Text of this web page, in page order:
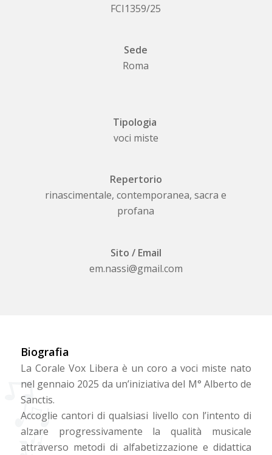
FCI1359/25
Sede
Roma
Tipologia
voci miste
Repertorio
rinascimentale, contemporanea, sacra e
profana
Sito / Email
em.nassi@gmail.com
Biografia
La Corale Vox Libera è un coro a voci miste nato
nel gennaio 2025 da un’iniziativa del M° Alberto de
Sanctis.
Accoglie cantori di qualsiasi livello con l’intento di
alzare progressivamente la qualità musicale
attraverso metodi di alfabetizzazione e didattica